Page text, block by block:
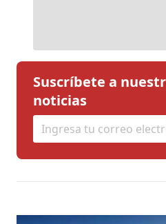
Suscríbete a
noticias